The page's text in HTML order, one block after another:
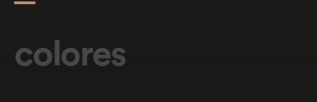
colores